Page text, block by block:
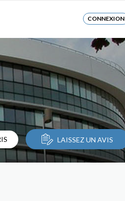
CONNEXION
LAISSEZ UN AVIS